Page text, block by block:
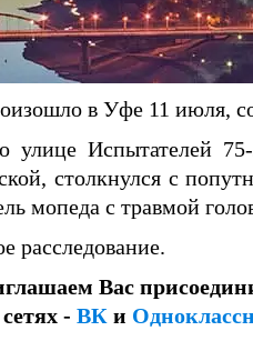
в Уфе 11 июля,
Испытателей
столкнулся с
мопеда с травмой
расследование.
Вас
- ВК и